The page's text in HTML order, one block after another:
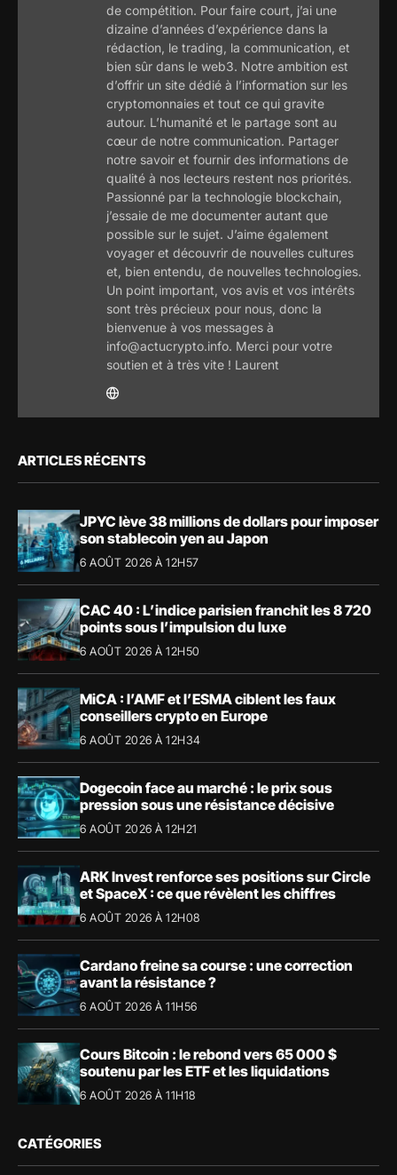
de compétition. Pour faire court, j’ai une
dizaine d’années d’expérience dans la
rédaction, le trading, la communication, et
bien sûr dans le web3. Notre ambition est
d’offrir un site dédié à l’information sur les
cryptomonnaies et tout ce qui gravite
autour. L’humanité et le partage sont au
cœur de notre communication. Partager
notre savoir et fournir des informations de
qualité à nos lecteurs restent nos priorités.
Passionné par la technologie blockchain,
j’essaie de me documenter autant que
possible sur le sujet. J’aime également
voyager et découvrir de nouvelles cultures
et, bien entendu, de nouvelles technologies.
Un point important, vos avis et vos intérêts
sont très précieux pour nous, donc la
bienvenue à vos messages à
info@actucrypto.info. Merci pour votre
soutien et à très vite ! Laurent
ARTICLES RÉCENTS
JPYC lève 38 millions de dollars pour imposer
son stablecoin yen au Japon
6 AOÛT 2026 À 12H57
CAC 40 : L’indice parisien franchit les 8 720
points sous l’impulsion du luxe
6 AOÛT 2026 À 12H50
MiCA : l’AMF et l’ESMA ciblent les faux
conseillers crypto en Europe
6 AOÛT 2026 À 12H34
Dogecoin face au marché : le prix sous
pression sous une résistance décisive
6 AOÛT 2026 À 12H21
ARK Invest renforce ses positions sur Circle
et SpaceX : ce que révèlent les chiffres
6 AOÛT 2026 À 12H08
Cardano freine sa course : une correction
avant la résistance ?
6 AOÛT 2026 À 11H56
Cours Bitcoin : le rebond vers 65 000 $
soutenu par les ETF et les liquidations
6 AOÛT 2026 À 11H18
CATÉGORIES